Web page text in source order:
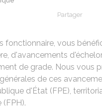
Partager
fonctionnaire, vous
d'avancements
de grade. Nous vous
de ces
d'État (FPE),
(FPH).